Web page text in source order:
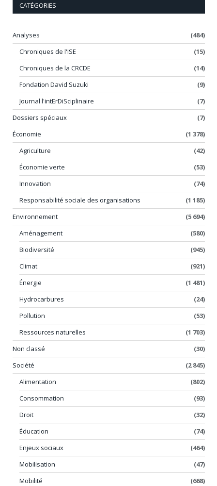
CATÉGORIES
Analyses
(484)
Chroniques de l'ISE
(15)
Chroniques de la CRCDE
(14)
Fondation David Suzuki
(9)
Journal l'intErDiSciplinaire
(7)
Dossiers spéciaux
(7)
Économie
(1 378)
Agriculture
(42)
Économie verte
(53)
Innovation
(74)
Responsabilité sociale des organisations
(1 185)
Environnement
(5 694)
Aménagement
(580)
Biodiversité
(945)
Climat
(921)
Énergie
(1 481)
Hydrocarbures
(24)
Pollution
(53)
Ressources naturelles
(1 703)
Non classé
(30)
Société
(2 845)
Alimentation
(802)
Consommation
(93)
Droit
(32)
Éducation
(74)
Enjeux sociaux
(464)
Mobilisation
(47)
Mobilité
(668)